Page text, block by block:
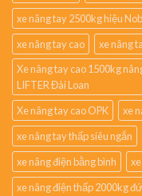
xe nâng tay 2500kg hiệu
xe nâng tay cao
xe nâng
Xe nâng tay cao 1500kg
LIFTER Đài Loan
Xe nâng tay cao OPK
xe
xe nâng tay thấp siêu ngắn
xe nâng điện bằng bình
xe nâng điện thấp 2000kg